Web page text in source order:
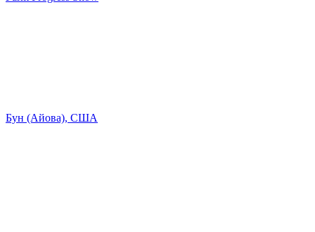
Бун (Айова), США